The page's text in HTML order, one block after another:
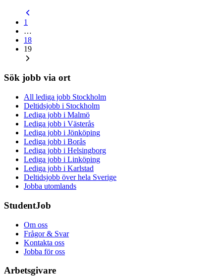
1
…
18
19
Sök jobb via ort
All lediga jobb Stockholm
Deltidsjobb i Stockholm
Lediga jobb i Malmö
Lediga jobb i Västerås
Lediga jobb i Jönköping
Lediga jobb i Borås
Lediga jobb i Helsingborg
Lediga jobb i Linköping
Lediga jobb i Karlstad
Deltidsjobb över hela Sverige
Jobba utomlands
StudentJob
Om oss
Frågor & Svar
Kontakta oss
Jobba för oss
Arbetsgivare